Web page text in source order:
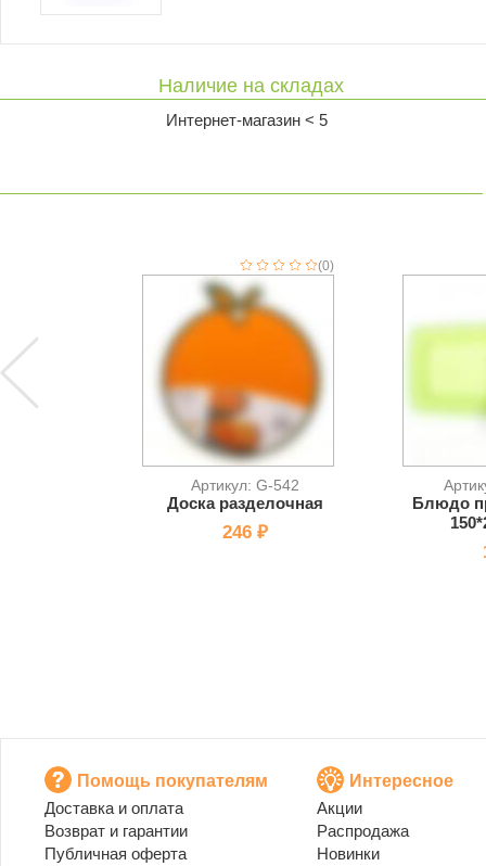
Наличие на складах
Интернет-магазин < 5
(0)
Артикул: G-542
Доска разделочная
246 ₽
Блюдо
Помощь покупателям
Доставка и оплата
Возврат и гарантии
Публичная оферта
Интересное
Акции
Распродажа
Новинки